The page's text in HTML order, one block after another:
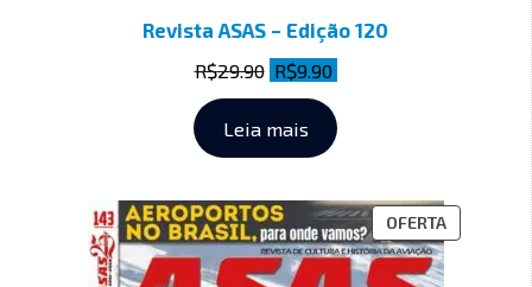
Revista ASAS – Edição 120
R$29.90 R$9.90
Leia mais
OFERTA